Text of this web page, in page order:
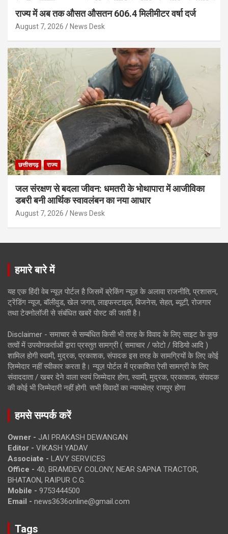
राज्य में अब तक औसत औसतन 606.4 मिलीमीटर वर्षा दर्ज
August 7, 2026 News Desk
छत्तीसगढ़ राज्य
जल संरक्षण से बदला जीवन: धमतरी के भोथापारा में आजीविका
डबरी बनी आर्थिक स्वावलंबन का नया आधार
August 7, 2026 News Desk
हमारे बारे में
यह एक हिंदी वेब न्यूज़ पोर्टल है जिसमें ब्रेकिंग न्यूज़ के अलावा राजनीति, प्रशासन,
ट्रेंडिंग न्यूज, बॉलीवुड, खेल जगत, लाइफस्टाइल, बिजनेस, सेहत, ब्यूटी, रोजगार
तथा टेक्नोलॉजी से संबंधित खबरें पोस्ट की जाती है।
Disclaimer - समाचार से सम्बंधित किसी भी तरह के विवाद के लिए साइट के कुछ
तत्वों में उपयोगकर्ताओं द्वारा प्रस्तुत सामग्री ( समाचार / फोटो / विडियो आदि )
शामिल होगी स्वामी, मुद्रक, प्रकाशक, संपादक इस तरह के सामग्रियों के लिए कोई
ज़िम्मेदार नहीं स्वीकार करता है। न्यूज़ पोर्टल में प्रकाशित ऐसी सामग्री के लिए
संवाददाता / खबर देने वाला स्वयं जिम्मेदार होगा, स्वामी, मुद्रक, प्रकाशक, संपादक
की कोई भी जिम्मेदारी नहीं होगी. सभी विवादों का न्यायक्षेत्र रायपुर होगा
हमसे सम्पर्क करें
Owner - JAI PRAKASH DEWANGAN
Editor - VIKASH YADAV
Associate - LAVY SERVICES
Office - 40, BRAMDEV COLONY, NEAR SAPNA TRACTOR,
BHATAON, RAIPUR C.G.
Mobile - 9753444500
Email - news3636online@gmail.com
Tags